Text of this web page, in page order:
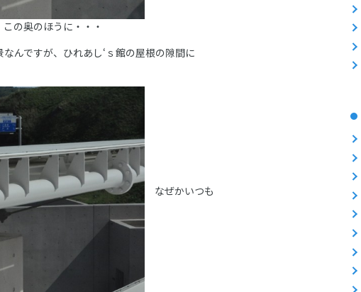
の奥のほうに・・・
んですが、ひれあし‘ｓ館の屋根の隙間に
なぜかいつも